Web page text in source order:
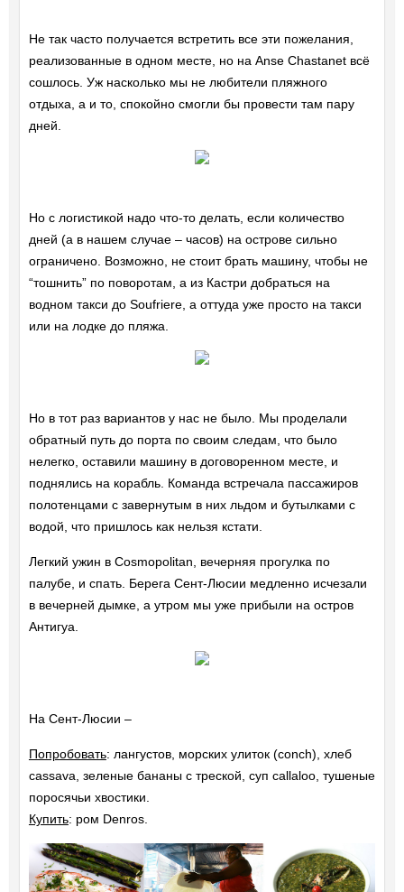
Не так часто получается встретить все эти пожелания,
реализованные в одном месте, но на Anse Chastanet всё
сошлось. Уж насколько мы не любители пляжного
отдыха, а и то, спокойно смогли бы провести там пару
дней.
Но с логистикой надо что-то делать, если количество
дней (а в нашем случае – часов) на острове сильно
ограничено. Возможно, не стоит брать машину, чтобы не
“тошнить” по поворотам, а из Кастри добраться на
водном такси до Soufriere, а оттуда уже просто на такси
или на лодке до пляжа.
Но в тот раз вариантов у нас не было. Мы проделали
обратный путь до порта по своим следам, что было
нелегко, оставили машину в договоренном месте, и
поднялись на корабль. Команда встречала пассажиров
полотенцами с завернутым в них льдом и бутылками с
водой, что пришлось как нельзя кстати.
Легкий ужин в Cosmopolitan, вечерняя прогулка по
палубе, и спать. Берега Сент-Люсии медленно исчезали
в вечерней дымке, а утром мы уже прибыли на остров
Антигуа.
На Сент-Люсии –
Попробовать: лангустов, морских улиток (conch), хлеб
cassava, зеленые бананы с треской, суп callaloo, тушеные
поросячьи хвостики.
Купить: ром Denros.